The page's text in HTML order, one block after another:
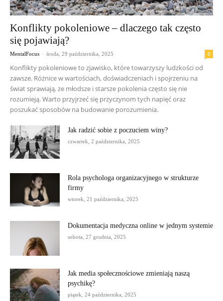
Konflikty pokoleniowe – dlaczego tak często
się pojawiają?
MentalFocus - środa, 29 października, 2025 0
Konflikty pokoleniowe to zjawisko, które towarzyszy ludzkości od
zawsze. Różnice w wartościach, doświadczeniach i spojrzeniu na
świat sprawiają, że młodsze i starsze pokolenia często się nie
rozumieją. Warto przyjrzeć się przyczynom tych napięć oraz
poszukać sposobów na budowanie porozumienia.
Jak radzić sobie z poczuciem winy?
czwartek, 2 października, 2025
Rola psychologa organizacyjnego w strukturze
firmy
wtorek, 21 października, 2025
Dokumentacja medyczna online w jednym systemie
sobota, 27 grudnia, 2025
Jak media społecznościowe zmieniają naszą
psychikę?
piątek, 24 października, 2025